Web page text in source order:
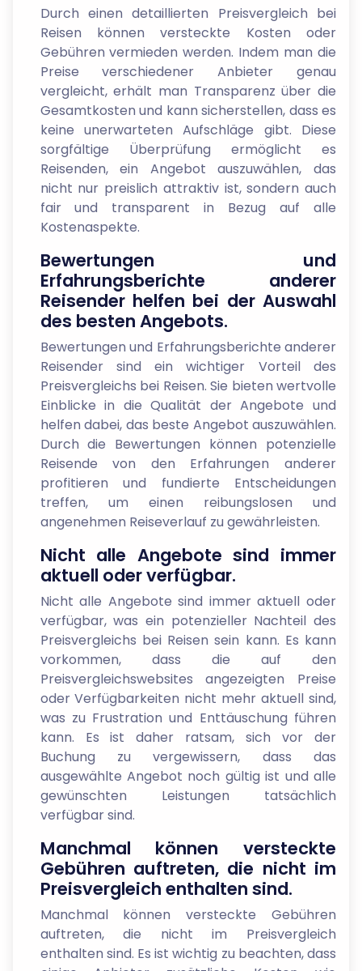
Durch einen detaillierten Preisvergleich bei
Reisen können versteckte Kosten oder
Gebühren vermieden werden. Indem man die
Preise verschiedener Anbieter genau
vergleicht, erhält man Transparenz über die
Gesamtkosten und kann sicherstellen, dass es
keine unerwarteten Aufschläge gibt. Diese
sorgfältige Überprüfung ermöglicht es
Reisenden, ein Angebot auszuwählen, das
nicht nur preislich attraktiv ist, sondern auch
fair und transparent in Bezug auf alle
Kostenaspekte.
Bewertungen und
Erfahrungsberichte anderer
Reisender helfen bei der Auswahl
des besten Angebots.
Bewertungen und Erfahrungsberichte anderer
Reisender sind ein wichtiger Vorteil des
Preisvergleichs bei Reisen. Sie bieten wertvolle
Einblicke in die Qualität der Angebote und
helfen dabei, das beste Angebot auszuwählen.
Durch die Bewertungen können potenzielle
Reisende von den Erfahrungen anderer
profitieren und fundierte Entscheidungen
treffen, um einen reibungslosen und
angenehmen Reiseverlauf zu gewährleisten.
Nicht alle Angebote sind immer
aktuell oder verfügbar.
Nicht alle Angebote sind immer aktuell oder
verfügbar, was ein potenzieller Nachteil des
Preisvergleichs bei Reisen sein kann. Es kann
vorkommen, dass die auf den
Preisvergleichswebsites angezeigten Preise
oder Verfügbarkeiten nicht mehr aktuell sind,
was zu Frustration und Enttäuschung führen
kann. Es ist daher ratsam, sich vor der
Buchung zu vergewissern, dass das
ausgewählte Angebot noch gültig ist und alle
gewünschten Leistungen tatsächlich
verfügbar sind.
Manchmal können versteckte
Gebühren auftreten, die nicht im
Preisvergleich enthalten sind.
Manchmal können versteckte Gebühren
auftreten, die nicht im Preisvergleich
enthalten sind. Es ist wichtig zu beachten, dass